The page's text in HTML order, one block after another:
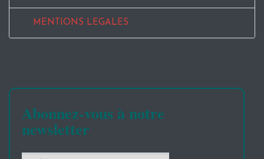
MENTIONS LEGALES
Abonnez-vous à notre
newsletter